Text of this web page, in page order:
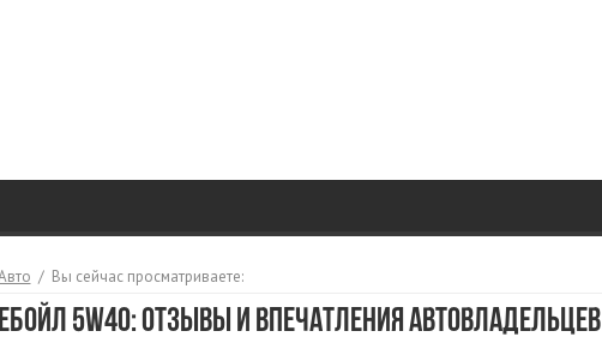
/ Вы сейчас просматриваете:
5W40: Отзывы и впечатления автовладельцев